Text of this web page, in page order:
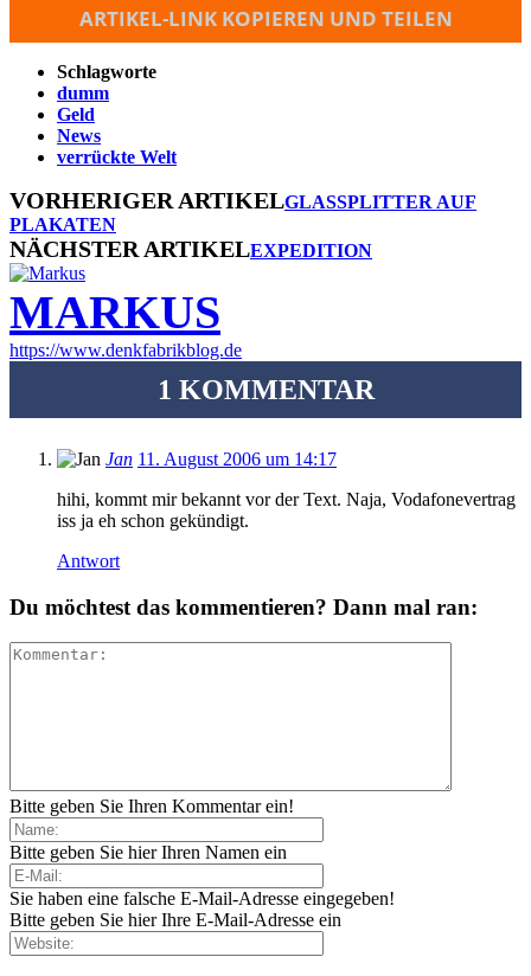
ARTIKEL-LINK KOPIEREN UND TEILEN
Schlagworte
dumm
Geld
News
verrückte Welt
VORHERIGER ARTIKELGLASSPLITTER AUF
PLAKATEN
NÄCHSTER ARTIKELEXPEDITION
MARKUS
https://www.denkfabrikblog.de
1 KOMMENTAR
Jan 11. August 2006 um 14:17
hihi, kommt mir bekannt vor der Text. Naja, Vodafonevertrag
iss ja eh schon gekündigt.
Antwort
Du möchtest das kommentieren? Dann mal ran:
Bitte geben Sie Ihren Kommentar ein!
Bitte geben Sie hier Ihren Namen ein
Sie haben eine falsche E-Mail-Adresse eingegeben!
Bitte geben Sie hier Ihre E-Mail-Adresse ein